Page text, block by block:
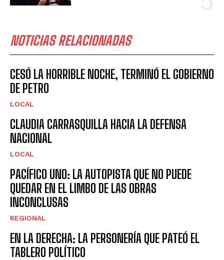
NOTICIAS RELACIONADAS
CESÓ LA HORRIBLE NOCHE, TERMINÓ EL GOBIERNO
DE PETRO
LOCAL
CLAUDIA CARRASQUILLA HACIA LA DEFENSA
NACIONAL
LOCAL
PACÍFICO UNO: LA AUTOPISTA QUE NO PUEDE
QUEDAR EN EL LIMBO DE LAS OBRAS
INCONCLUSAS
REGIONAL
EN LA DERECHA: LA PERSONERÍA QUE PATEÓ EL
TABLERO POLÍTICO